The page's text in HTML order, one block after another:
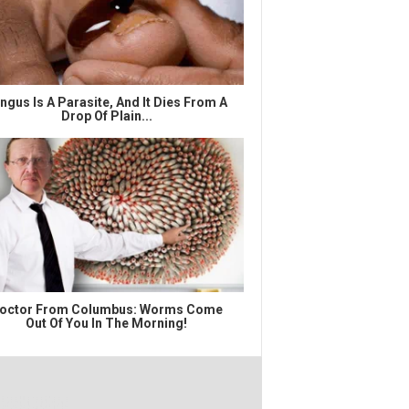
Is A Parasite, And It Dies From A
Drop Of Plain...
From Columbus: Worms Come
Out Of You In The Morning!